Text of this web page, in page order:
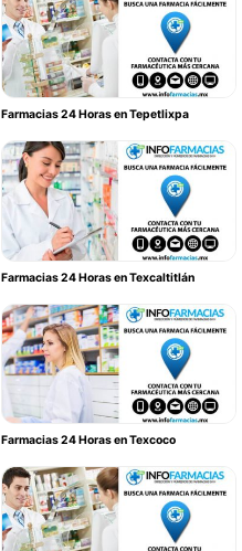
Farmacias 24 Horas en Tepetlixpa
Farmacias 24 Horas en Texcaltitlán
Farmacias 24 Horas en Texcoco